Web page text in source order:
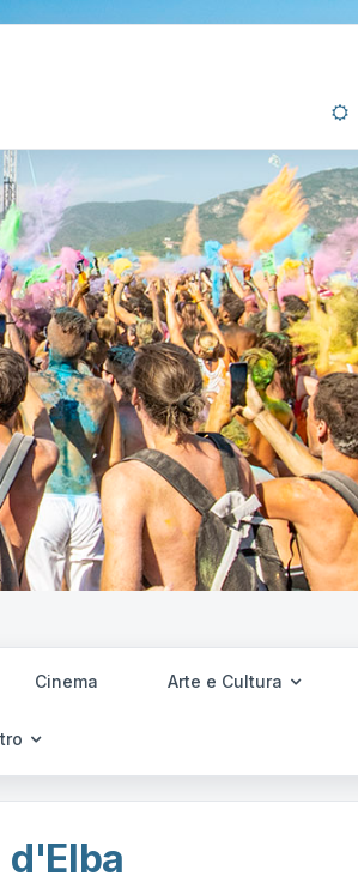
Cinema Arte e Cultura